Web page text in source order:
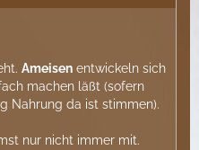
Ameisen entwickeln sich
machen läßt (sofern
Nahrung da ist stimmen).
nur nicht immer mit.